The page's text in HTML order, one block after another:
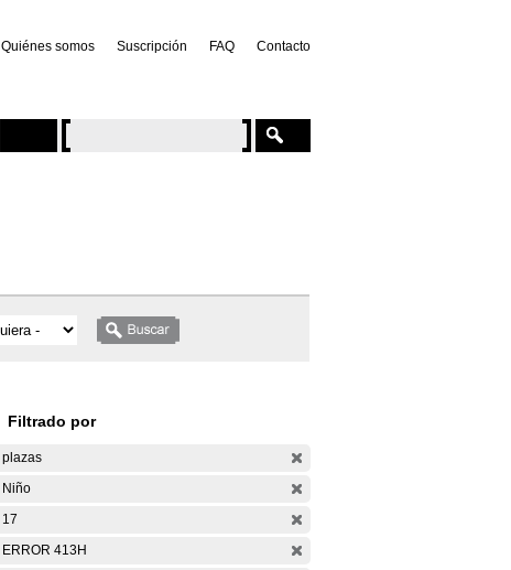
Quiénes somos Suscripción FAQ Contacto
Filtrado por
plazas
Niño
17
ERROR 413H